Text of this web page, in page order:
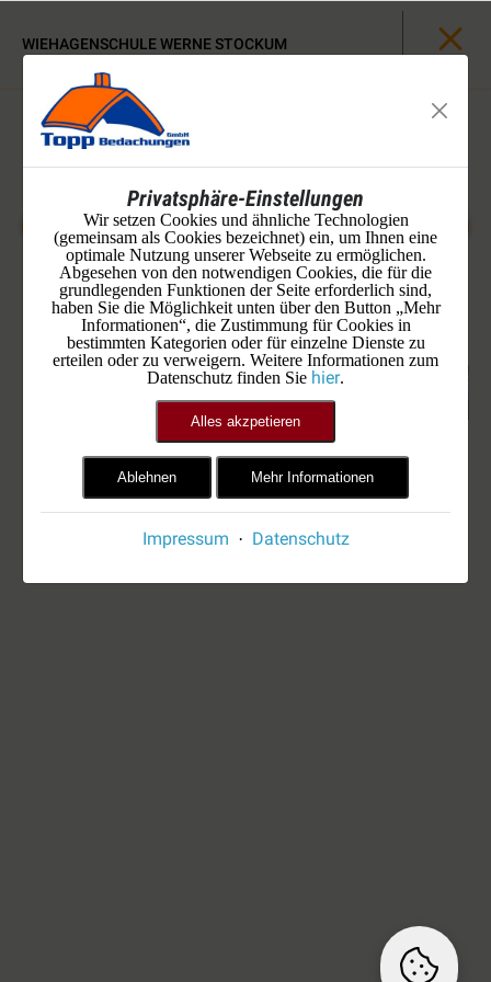
WIEHAGENSCHULE WERNE STOCKUM
Privatsphäre-Einstellungen
Wir setzen Cookies und ähnliche Technologien
(gemeinsam als Cookies bezeichnet) ein, um Ihnen eine
optimale Nutzung unserer Webseite zu ermöglichen.
Abgesehen von den notwendigen Cookies, die für die
grundlegenden Funktionen der Seite erforderlich sind,
haben Sie die Möglichkeit unten über den Button „Mehr
Informationen“, die Zustimmung für Cookies in
bestimmten Kategorien oder für einzelne Dienste zu
erteilen oder zu verweigern. Weitere Informationen zum
Datenschutz finden Sie hier.
Alles akzpetieren
Ablehnen Mehr Informationen
Impressum · Datenschutz